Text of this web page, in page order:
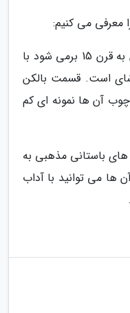
معرفی می کنیم:
کاخ 55 پنجره: این کاخ که قدمتش به قرن 15 برمی شود با
است. قسمت بالکن
چوب آن ها نمونه ای کم
باستانی مذهبی به
ها می توانید با آداب